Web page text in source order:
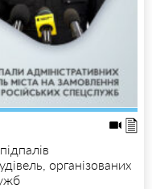
організованих